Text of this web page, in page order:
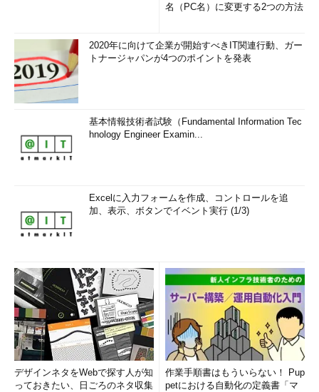
名（PC名）に変更する2つの方法
2020年に向けて企業が開始すべきIT関連行動、ガー
トナージャパンが4つのポイントを発表
基本情報技術者試験（Fundamental Information Tec
hnology Engineer Examin...
Excelに入力フォームを作成、コントロールを追
加、表示、ボタンでイベント実行 (1/3)
デザインネタをWebで探す人が知
っておきたい、日ごろのネタ収集
作業手順書はもういらない！ Pup
petにおける自動化の定義書「マ